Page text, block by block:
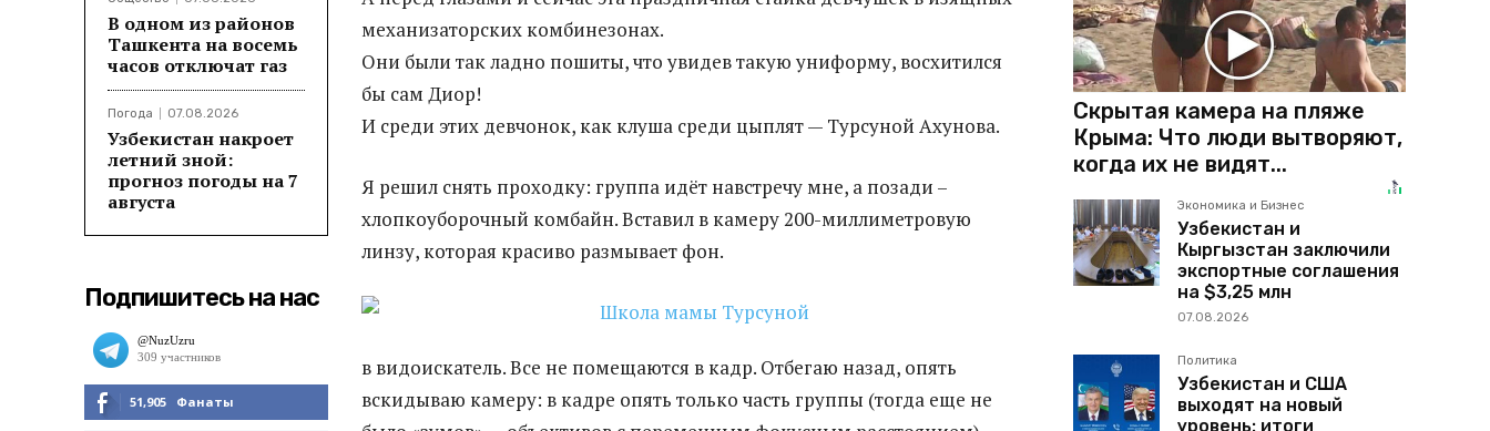
В одном из районов
Ташкента на восемь
часов отключат газ
Погода 07.08.2026
Узбекистан накроет
летний зной:
прогноз погоды на 7
августа
Подпишитесь на нас
51,905 Фанаты
механизаторских комбинезонах.
Они были так ладно пошиты, что увидев такую униформу, восхитился
бы сам Диор!
И среди этих девчонок, как клуша среди цыплят — Турсуной Ахунова.
Я решил снять проходку: группа идёт навстречу мне, а позади –
хлопкоуборочный комбайн. Вставил в камеру 200-миллиметровую
линзу, которая красиво размывает фон.
в видоискатель. Все не помещаются в кадр. Отбегаю назад, опять
вскидываю камеру: в кадре опять только часть группы (тогда еще не
Скрытая камера на пляже
Крыма: Что люди вытворяют,
когда их не видят...
Экономика и Бизнес
Узбекистан и
Кыргызстан заключили
экспортные соглашения
на $3,25 млн
07.08.2026
Политика
Узбекистан и США
выходят на новый
уровень: итоги